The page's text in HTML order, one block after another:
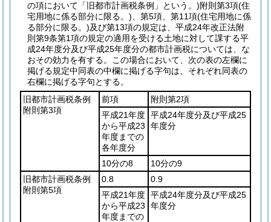
の項において「旧都市計画税条例」という。)附則第3項(住
宅用地に係る部分に限る。) 、第5項、第11項(住宅用地に係
る部分に限る。)及び第13項の規定は、平成24年改正法附
則第9条第1項の規定の適用を受ける土地に対して課する平
成24年度分及び平成25年度分の都市計画税については、な
おその効力を有する。
この場合において、次の表の左欄に
掲げる規定中同表の中欄に掲げる字句は、それぞれ同表の
右欄に掲げる字句とする。
旧都市計画税条例
附則第3項
前項
附則第2項
平成21年度
から平成23
年度までの
各年度分
平成24年度分及び平成25
年度分
10分の8
10分の9
旧都市計画税条例
附則第5項
0.8
0.9
平成21年度
から平成23
年度までの
平成24年度分及び平成25
年度分